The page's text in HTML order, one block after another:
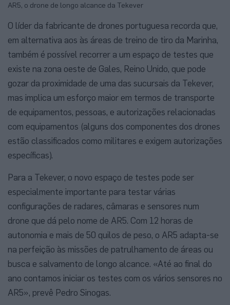
AR5, o drone de longo alcance da Tekever
O líder da fabricante de drones portuguesa recorda que,
em alternativa aos às áreas de treino de tiro da Marinha,
também é possível recorrer a um espaço de testes que
existe na zona oeste de Gales, Reino Unido, que pode
gozar da proximidade de uma das sucursais da Tekever,
mas implica um esforço maior em termos de transporte
de equipamentos, pessoas, e autorizações relacionadas
com equipamentos (alguns dos componentes dos drones
estão classificados como militares e exigem autorizações
específicas).
Para a Tekever, o novo espaço de testes pode ser
especialmente importante para testar várias
configurações de radares, câmaras e sensores num
drone que dá pelo nome de AR5. Com 12 horas de
autonomia e mais de 50 quilos de peso, o AR5 adapta-se
na perfeição às missões de patrulhamento de áreas ou
busca e salvamento de longo alcance. «Até ao final do
ano contamos iniciar os testes com os vários sensores no
AR5», prevê Pedro Sinogas.